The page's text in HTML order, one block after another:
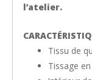
l’atelier.
Tissu de
Tissage en